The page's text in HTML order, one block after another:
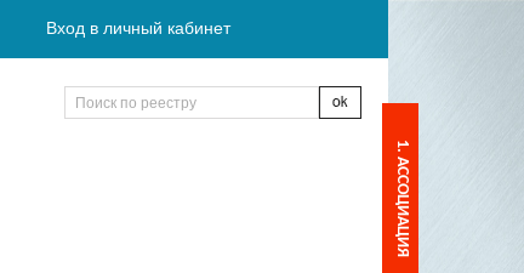
Вход в личный кабинет
1. АССОЦИАЦИЯ